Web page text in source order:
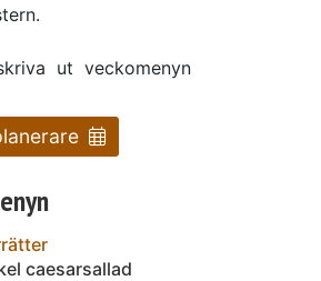
ut veckomenyn
caesarsallad